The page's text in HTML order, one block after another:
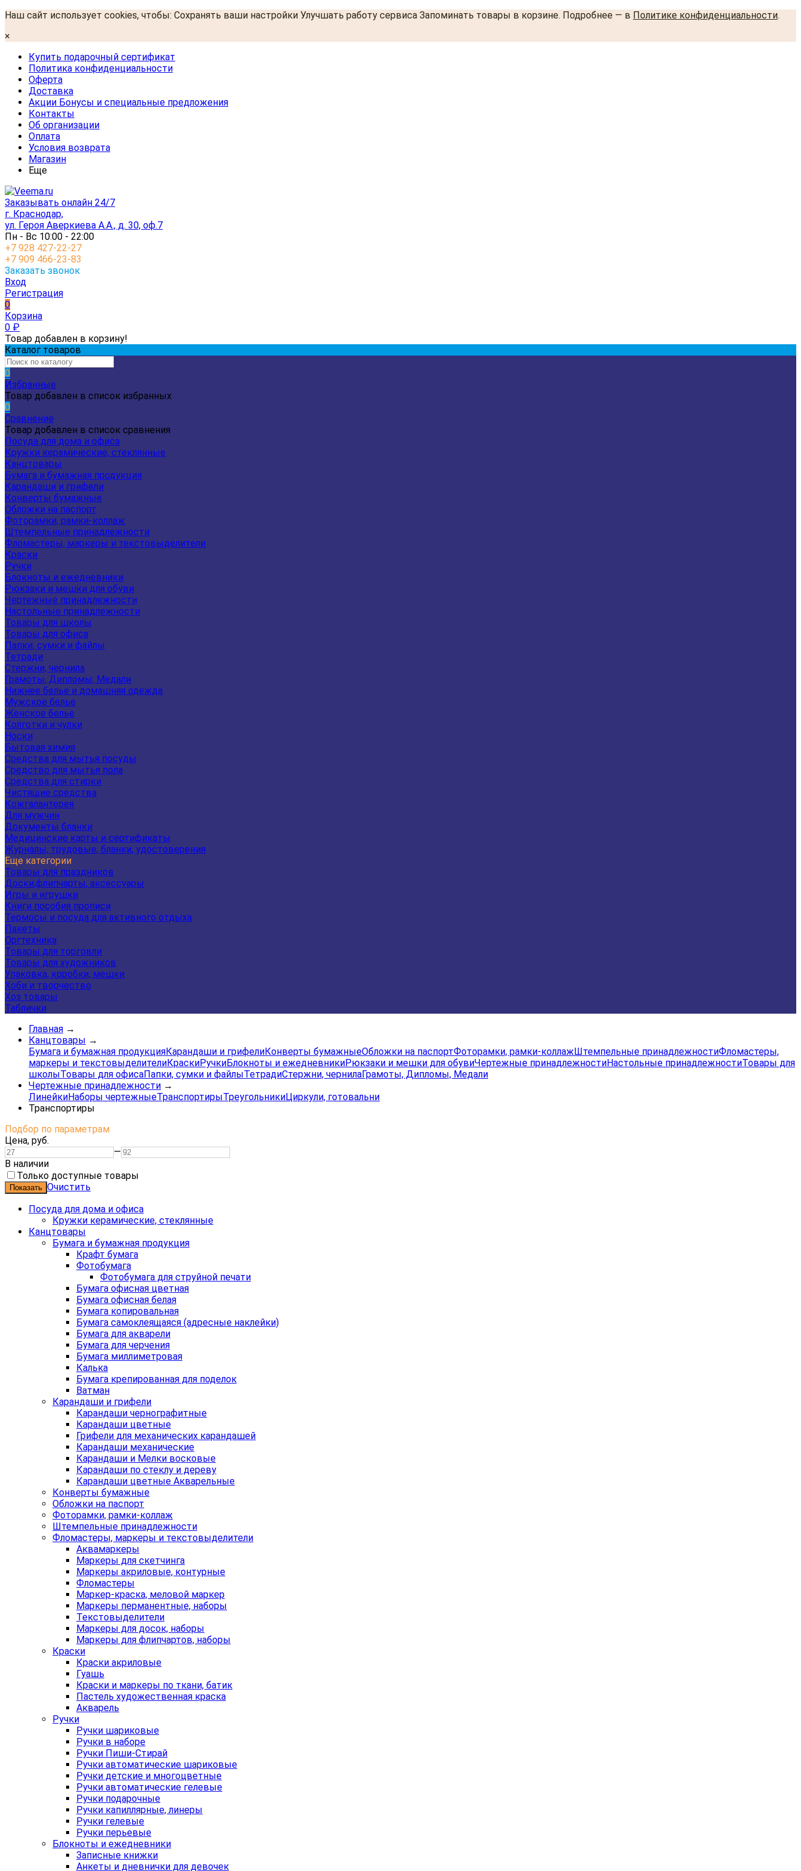
Наш сайт использует cookies, чтобы: Сохранять ваши настройки Улучшать работу сервиса Запоминать товары в корзине. Подробнее — в Политике конфиденциальности.
×
Купить подарочный сертификат
Политика конфиденциальности
Оферта
Доставка
Акции Бонусы и специальные предложения
Контакты
Об организации
Оплата
Условия возврата
Магазин
Еще
Заказывать онлайн 24/7
г. Краснодар,
ул. Героя Аверкиева А.А., д. 30, оф.7
Пн - Вс 10:00 - 22:00
+7 928 427-22-27
+7 909 466-23-83
Заказать звонок
Вход
Регистрация
0
Корзина
0 ₽
Товар добавлен в корзину!
Каталог товаров
0
Избранные
Товар добавлен в список избранных
0
Сравнение
Товар добавлен в список сравнения
Посуда для дома и офиса
Кружки керамические, стеклянные
Канцтовары
Бумага и бумажная продукция
Карандаши и грифели
Конверты бумажные
Обложки на паспорт
Фоторамки, рамки-коллаж
Штемпельные принадлежности
Фломастеры, маркеры и текстовыделители
Краски
Ручки
Блокноты и ежедневники
Рюкзаки и мешки для обуви
Чертежные принадлежности
Настольные принадлежности
Товары для школы
Товары для офиса
Папки, сумки и файлы
Тетради
Стержни, чернила
Грамоты, Дипломы, Медали
Нижнее белье и домашняя одежда
Мужское белье
Женское белье
Колготки и чулки
Носки
Бытовая химия
Средства для мытья посуды
Средство для мытья пола
Средства для стирки
Чистящие средства
Кожгалантерея
Для мужчин
Документы бланки
Медицинские карты и сертификаты
Журналы, трудовые, бланки, удостоверения
Еще категории
Товары для праздников
Доски,флипчарты, аксессуары
Игры и игрушки
Книги пособия прописи
Термосы и посуда для активного отдыха
Пакеты
Оргтехника
Товары для торговли
Товары для художников
Упаковка, коробки, мешки
Хоби и творчество
Хоз товары
Таблички
Главная →
Канцтовары →
Бумага и бумажная продукцияКарандаши и грифелиКонверты бумажныеОбложки на паспортФоторамки, рамки-коллажШтемпельные принадлежностиФломастеры,
маркеры и текстовыделителиКраскиРучкиБлокноты и ежедневникиРюкзаки и мешки для обувиЧертежные принадлежностиНастольные принадлежностиТовары для
школыТовары для офисаПапки, сумки и файлыТетрадиСтержни, чернилаГрамоты, Дипломы, Медали
Чертежные принадлежности →
ЛинейкиНаборы чертежныеТранспортирыТреугольникиЦиркули, готовальни
Транспортиры
Подбор по параметрам
Цена, руб.
—
В наличии
Только доступные товары
Очистить
Посуда для дома и офиса
Кружки керамические, стеклянные
Канцтовары
Бумага и бумажная продукция
Крафт бумага
Фотобумага
Фотобумага для струйной печати
Бумага офисная цветная
Бумага офисная белая
Бумага копировальная
Бумага самоклеящаяся (адресные наклейки)
Бумага для акварели
Бумага для черчения
Бумага миллиметровая
Калька
Бумага крепированная для поделок
Ватман
Карандаши и грифели
Карандаши чернографитные
Карандаши цветные
Грифели для механических карандашей
Карандаши механические
Карандаши и Мелки восковые
Карандаши по стеклу и дереву
Карандаши цветные Акварельные
Конверты бумажные
Обложки на паспорт
Фоторамки, рамки-коллаж
Штемпельные принадлежности
Фломастеры, маркеры и текстовыделители
Аквамаркеры
Маркеры для скетчинга
Маркеры акриловые, контурные
Фломастеры
Маркер-краска, меловой маркер
Маркеры перманентные, наборы
Текстовыделители
Маркеры для досок, наборы
Маркеры для флипчартов, наборы
Краски
Краски акриловые
Гуашь
Краски и маркеры по ткани, батик
Пастель художественная краска
Акварель
Ручки
Ручки шариковые
Ручки в наборе
Ручки Пиши-Стирай
Ручки автоматические шариковые
Ручки детские и многоцветные
Ручки автоматические гелевые
Ручки подарочные
Ручки капиллярные, линеры
Ручки гелевые
Ручки перьевые
Блокноты и ежедневники
Записные книжки
Анкеты и дневнички для девочек